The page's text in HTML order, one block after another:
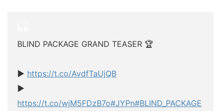
BLIND PACKAGE GRAND TEASER 🏆
▶ https://t.co/AvdfTaUjQB
▶
https://t.co/wjM5FDzB7o#JYPn#BLIND_PACKAGE